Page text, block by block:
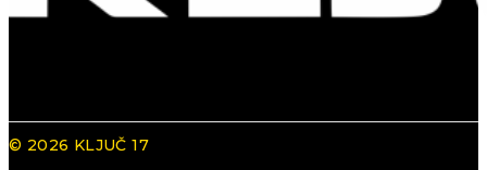
© 2026 KLJUČ 17